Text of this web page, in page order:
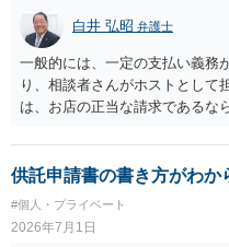
ば、長期間の分割弁済になる可
とはあるものの、コストの面や
う点でリスクがあることをご留
白井 弘昭 弁護士
一般的には、一定の支払い義務
り、相談者さんがホストとして
は、お店の正当な請求であるな
いわゆる、債務引受け契約が成
ことになります。 義務がある
ことは許されませんので、そ
談ください。 また、債務が高額
討することも視野に入れてくだ
供託申請書の書き方がわか
#個人・プライベート
2026年7月1日